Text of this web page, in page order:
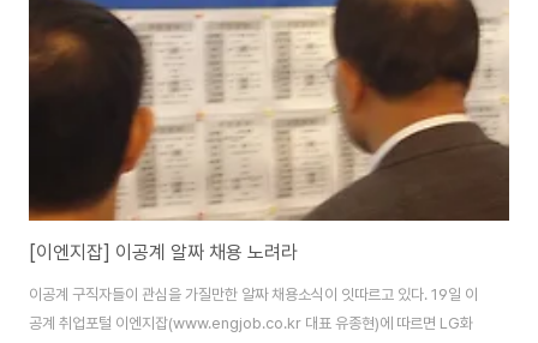
리 굳히기에 들어갔다. 올 상반기에 매월 구인공고를 내는 등 인력채용을 활발
하게 진행한 대우건설..
[이엔지잡] 이공계 알짜 채용 노려라
이공계 구직자들이 관심을 가질만한 알짜 채용소식이 잇따르고 있다. 19일 이
공계 취업포털 이엔지잡(www.engjob.co.kr 대표 유종현)에 따르면 LG화